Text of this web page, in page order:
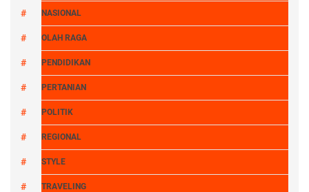
NASIONAL
OLAH RAGA
PENDIDIKAN
PERTANIAN
POLITIK
REGIONAL
STYLE
TRAVELING